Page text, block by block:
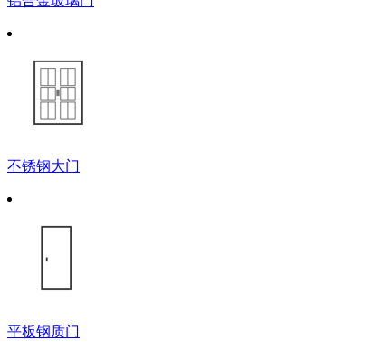
不锈钢大门
平板钢质门